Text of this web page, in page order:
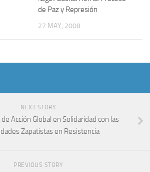
de Paz y Represión
27 MAY, 2008
NEXT STORY
Acción Global en Solidaridad con las
Zapatistas en Resistencia
PREVIOUS STORY